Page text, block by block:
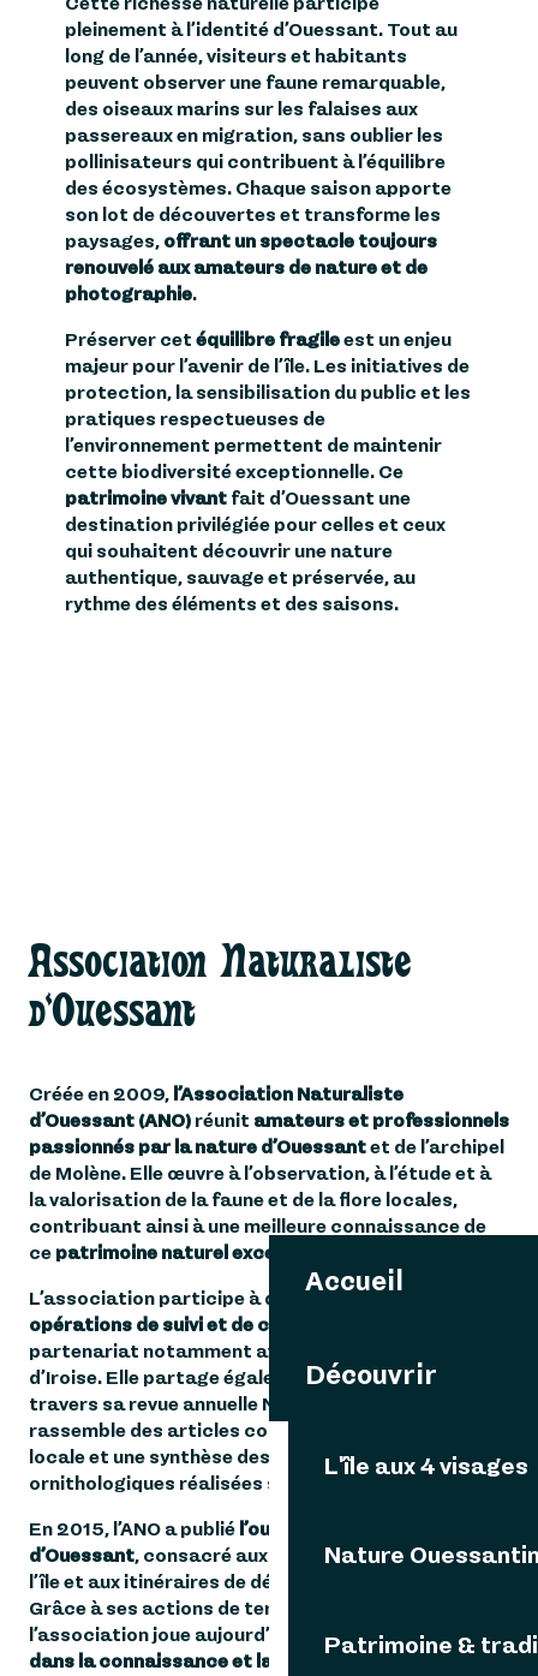
Accueil
Découvrir
L'île aux 4 visages
Nature
Patrimoine &
pleinement à l’identité d’Ouessant. Tout au
long de l’année, visiteurs et habitants
peuvent observer une faune remarquable,
des oiseaux marins sur les falaises aux
passereaux en migration, sans oublier les
pollinisateurs qui contribuent à l’équilibre
des écosystèmes. Chaque saison apporte
son lot de découvertes et transforme les
paysages, offrant un spectacle toujours
renouvelé aux amateurs de nature et de
photographie.
Préserver cet équilibre fragileest un enjeu
majeur pour l’avenir de l’île. Les initiatives de
protection, la sensibilisation du public et les
pratiques respectueuses de
l’environnement permettent de maintenir
cette biodiversité exceptionnelle. Ce
patrimoine vivant fait d’Ouessant une
destination privilégiée pour celles et ceux
qui souhaitent découvrir une nature
authentique, sauvage et préservée, au
rythme des éléments et des saisons.
Association Naturaliste
d'Ouessant
Créée en 2009, l’Association Naturaliste
d’Ouessant (ANO) réunit amateurs et professionnels
passionnés par la nature d’Ouessantet de l’archipel
de Molène. Elle œuvre à l’observation, à l’étude et à
la valorisation de la faune et de la flore locales,
contribuant ainsi à une meilleure connaissance de
ce patrimoine naturel exceptionnel.
L’association participe à de
opérations de suivi et de comptage d’oiseaux
partenariat notamment avec le Parc naturel marin
d’Iroise. Elle partage également ses observations à
travers sa revue annuelle Natur’Eussa, qui
rassemble des articles consacrés à la biodiversité
locale et une synthèse des observations
ornithologiques réalisées sur l’île.
En 2015, l’ANO a publié l’ouvrage Oiseaux
d’Ouessant, consacré aux espèces observables sur
l’île et aux itinéraires de découverte ornithologique.
Grâce à ses actions de terrain et de sensibilisation,
l’association joue aujourd’hui
un rôle de référence
dans la connaissance et la préservation du